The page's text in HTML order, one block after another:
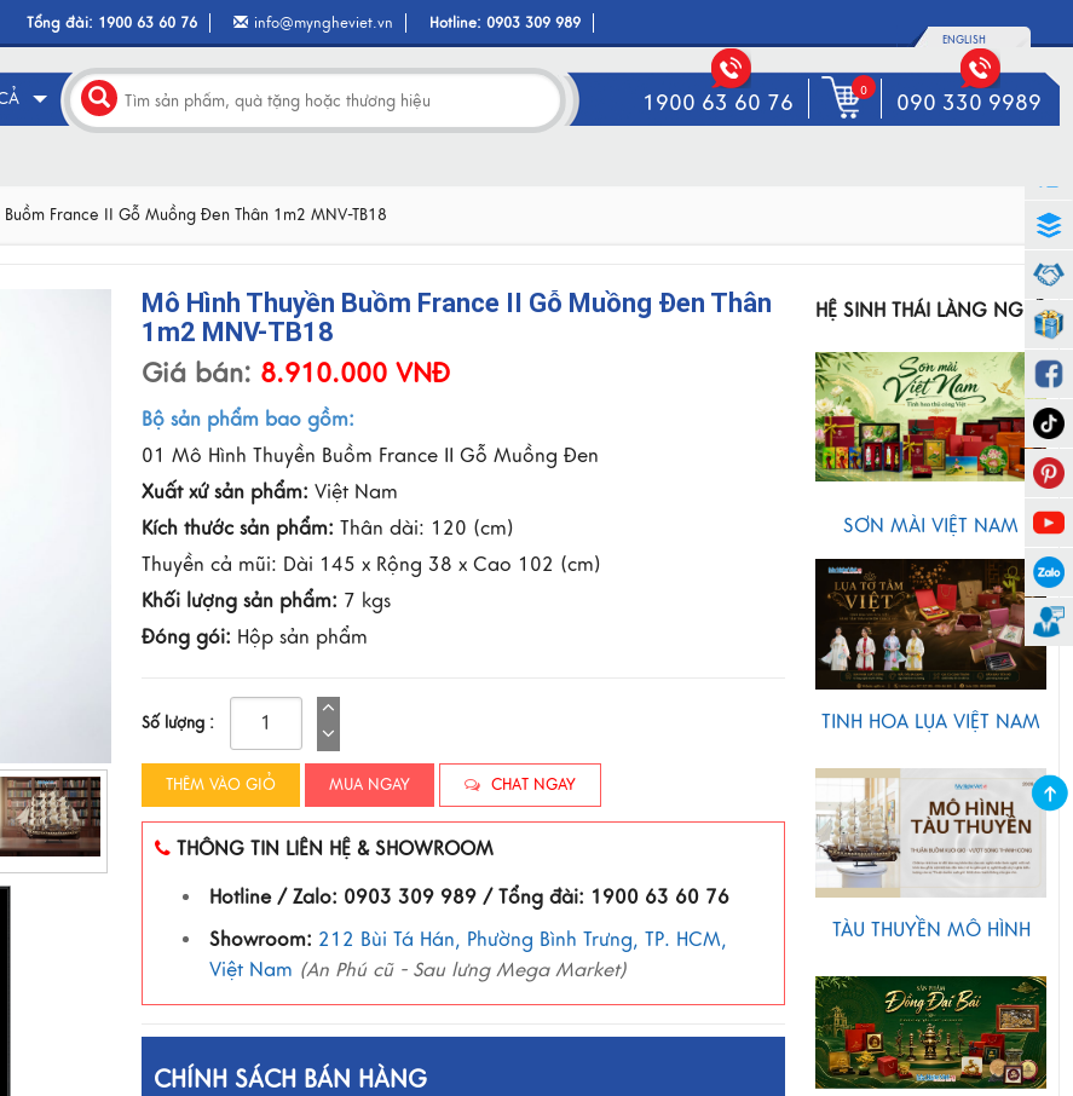
Tổng đài: 1900 63 60 76 info@myngheviet.vn Hotline:0903 309 989
ENGLISH
1900 63 60 76 0 090 330 9989
Buồm France II Gỗ Muồng Đen Thân 1m2 MNV-TB18
Mô Hình Thuyền Buồm France II Gỗ Muồng Đen Thân
1m2 MNV-TB18
Giá bán: 8.910.000 VNĐ
Bộ sản phẩm bao gồm:
01 Mô Hình Thuyền Buồm France II Gỗ Muồng Đen
Xuất xứ sản phẩm: Việt Nam
Kích thước sản phẩm: Thân dài: 120 (cm)
Thuyền cả mũi: Dài 145 x Rộng 38 x Cao 102 (cm)
Khối lượng sản phẩm: 7 kgs
Đóng gói: Hộp sản phẩm
Số lượng :
THÊM VÀO GIỎ MUA NGAY CHAT NGAY
THÔNG TIN LIÊN HỆ & SHOWROOM
Hotline / Zalo: 0903 309 989 / Tổng đài: 1900 63 60 76
Showroom: 212 Bùi Tá Hán, Phường Bình Trưng, TP. HCM,
Việt Nam (An Phú cũ - Sau lưng Mega Market)
CHÍNH SÁCH BÁN HÀNG
HỆ SINH THÁI LÀNG NGHỀ
SƠN MÀI VIỆT NAM
TINH HOA LỤA VIỆT NAM
TÀU THUYỀN MÔ HÌNH